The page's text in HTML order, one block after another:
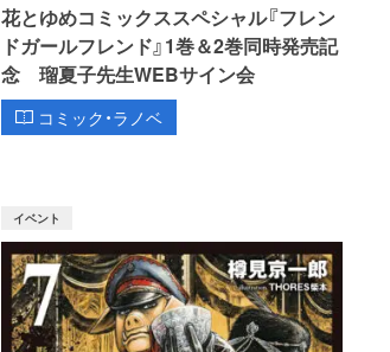
花とゆめコミックススペシャル『フレン
ドガールフレンド』1巻＆2巻同時発売記
念 瑠夏子先生WEBサイン会
コミック・ラノベ
イベント